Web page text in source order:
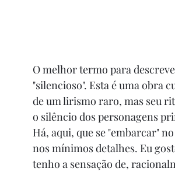
O melhor termo para
"silencioso". Esta é uma obra
de um lirismo raro, mas seu
o silêncio dos personagens
Há, aqui, que se "embarcar"
nos mínimos detalhes. Eu
tenho a sensação de,